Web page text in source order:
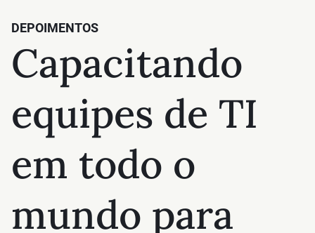
DEPOIMENTOS
Capacitando
equipes de TI
em todo o
mundo para